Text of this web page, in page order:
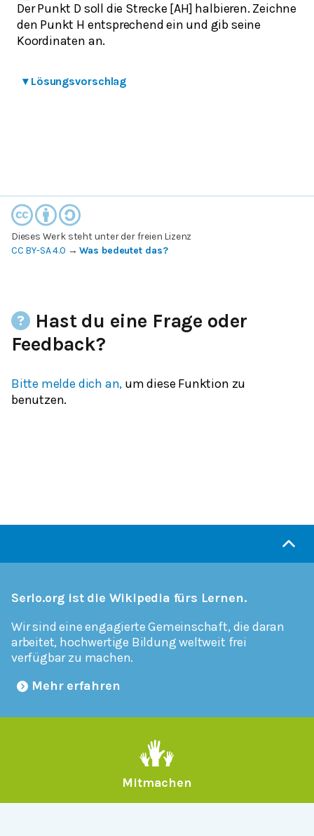
Der Punkt D soll die Strecke [AH] halbieren. Zeichne
den Punkt H entsprechend ein und gib seine
Koordinaten an.
▾ Lösungsvorschlag
Dieses Werk steht unter der freien Lizenz
CC BY-SA 4.0 →Was bedeutet das?
Hast du eine Frage oder
Feedback?
Bitte melde dich an, um diese Funktion zu
benutzen.
Serlo.org ist die Wikipedia fürs Lernen.
Wir sind eine engagierte Gemeinschaft, die daran
arbeitet, hochwertige Bildung weltweit frei
verfügbar zu machen.
Mehr erfahren
Mitmachen